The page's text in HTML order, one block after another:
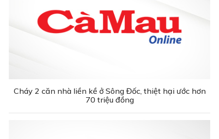
Cháy 2 căn nhà liền kề ở Sông Đốc, thiệt hại ước hơn
70 triệu đồng